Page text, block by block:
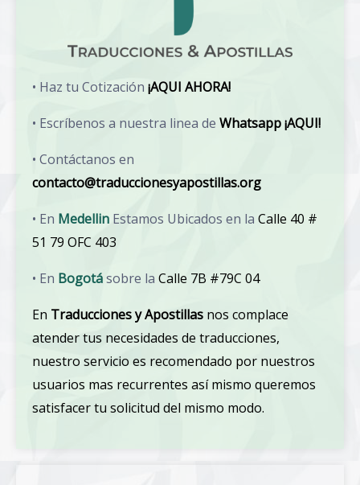
• Haz tu Cotización ¡AQUI AHORA!
• Escríbenos a nuestra linea de Whatsapp ¡AQUI!
• Contáctanos en
contacto@traduccionesyapostillas.org
• En Medellin Estamos Ubicados en la Calle 40 #
51 79 OFC 403
• En Bogotásobre la Calle 7B #79C 04
En Traducciones y Apostillas nos complace
atender tus necesidades de traducciones,
nuestro servicio es recomendado por nuestros
usuarios mas recurrentes así mismo queremos
satisfacer tu solicitud del mismo modo.